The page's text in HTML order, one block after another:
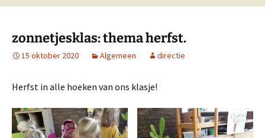
zonnetjesklas: thema herfst.
15 oktober 2020 Algemeen directie
Herfst in alle hoeken van ons klasje!